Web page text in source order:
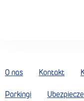
O nas Kontakt
Parkingi